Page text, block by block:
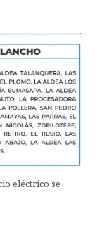
eléctrico se